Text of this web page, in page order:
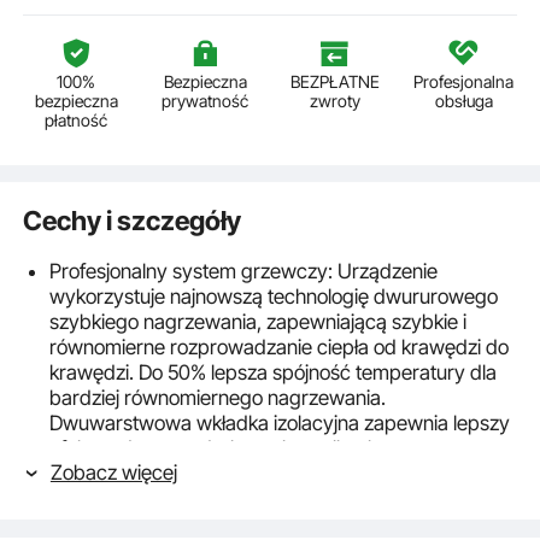
100%
bezpieczna
płatność
Bezpieczna
prywatność
BEZPŁATNE
zwroty
Profesjonalna
obsługa
Cechy i szczegóły
Profesjonalny system grzewczy: Urządzenie
wykorzystuje najnowszą technologię dwururowego
szybkiego nagrzewania, zapewniającą szybkie i
równomierne rozprowadzanie ciepła od krawędzi do
krawędzi. Do 50% lepsza spójność temperatury dla
bardziej równomiernego nagrzewania.
Dwuwarstwowa wkładka izolacyjna zapewnia lepszy
efekt podczas nadruku na koszulkach.
Precyzyjne sterowanie: System sterowania z
Zobacz więcej